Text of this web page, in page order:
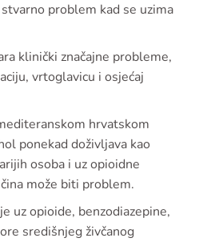
problem kad se uzima
klinički značajne probleme,
vrtoglavicu i osjećaj
hrvatskom
ponekad doživljava kao
osoba i uz opioidne
može biti problem.
uz opioide, benzodiazepine,
središnjeg živčanog